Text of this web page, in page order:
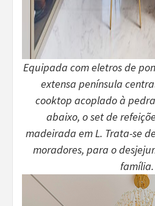
Equipada com eletros de
extensa península
cooktop acoplado à
abaixo, o set de
madeirada em L. Trata-se
moradores, para o
família.